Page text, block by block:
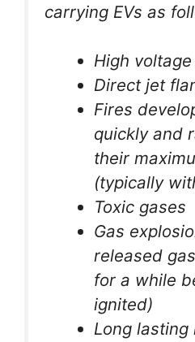
carrying EVs as
High
Direct jet
Fires
quickly and
their
(typically
Toxic gases
Gas
released
for a while
ignited)
Long